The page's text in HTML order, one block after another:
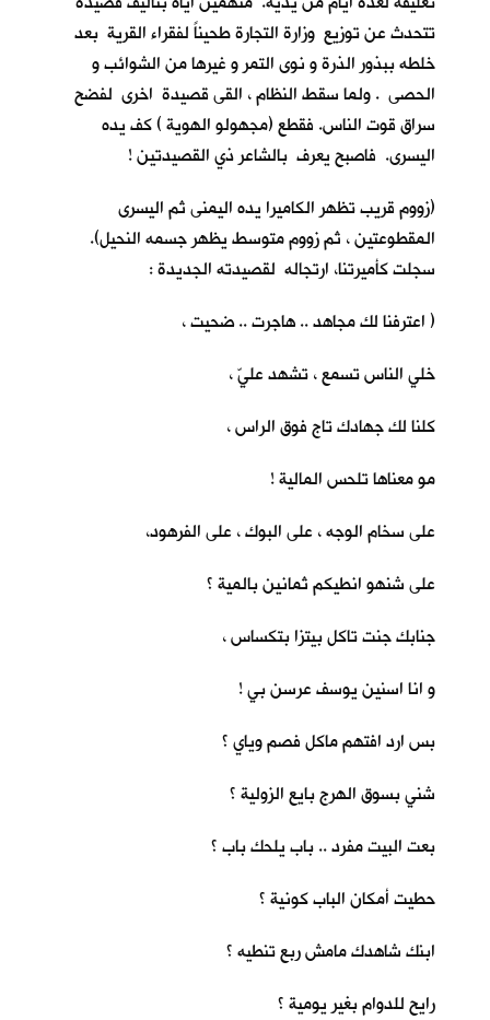
تتحدث عن توزيع وزارة التجارة طحيناً لفقراء القرية بعد
خلطه ببذور الذرة و نوى التمر و غيرها من الشوائب و
الحصى . ولما سقط النظام ، القى قصيدة اخرى لفضح
سراق قوت الناس. فقطع (مجهولو الهوية ) كف يده
اليسرى. فاصبح يعرف بالشاعر ذي القصيدتين !
(زووم قريب تظهر الكاميرا يده اليمنى ثم اليسرى
المقطوعتين ، ثم زووم متوسط يظهر جسمه النحيل).
سجلت كأميرتنا، ارتجاله لقصيدته الجديدة :
( اعترفنا لك مجاهد .. هاجرت .. ضحيت ،
خلي الناس تسمع ، تشهد عليّ ،
كلنا لك جهادك تاج فوق الراس ،
مو معناها تلحس المالية !
على سخام الوجه ، على البوك ، على الفرهود،
على شنهو انطيكم ثمانين بالمية ؟
جنابك جنت تاكل بيتزا بتكساس ،
و انا اسنين يوسف عرسن بي !
بس ارد افتهم ماكل فصم وياي ؟
شني بسوق الهرج بايع الزولية ؟
بعت البيت مفرد .. باب يلحك باب ؟
حطيت أمكان الباب كونية ؟
ابنك شاهدك مامش ربع تنطيه ؟
رايح للدوام بغير يومية ؟